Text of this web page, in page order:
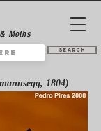
Moths
Search
1804)